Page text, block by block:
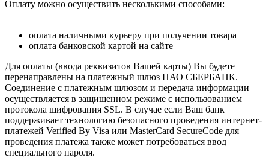
Оплату можно осуществить несколькими способами:
оплата наличными курьеру при получении товара
оплата банковской картой на сайте
Для оплаты (ввода реквизитов Вашей карты) Вы будете
перенаправлены на платежный шлюз ПАО СБЕРБАНК.
Соединение с платежным шлюзом и передача информации
осуществляется в защищенном режиме с использованием
протокола шифрования SSL. В случае если Ваш банк
поддерживает технологию безопасного проведения интернет-
платежей Verified By Visa или MasterCard SecureCode для
проведения платежа также может потребоваться ввод
специального пароля.